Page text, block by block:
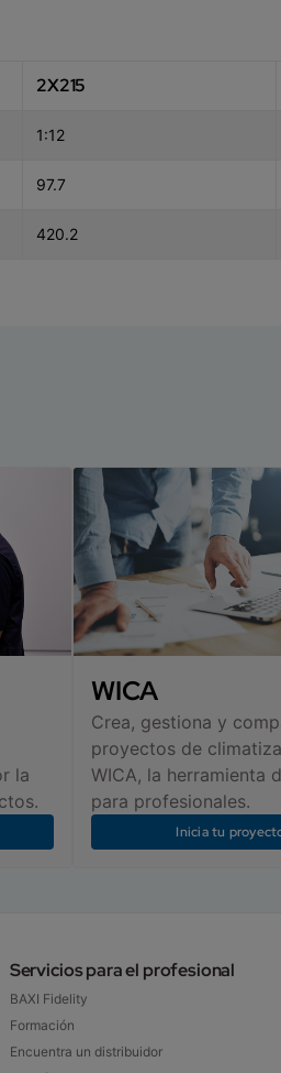
2X215
1:12
97.7
420.2
la
WICA
Crea, gestiona y
proyectos de
WICA, la herramienta
para profesionales.
Inicia tu
Servicios para el profesional
BAXI Fidelity​
Formación
Encuentra un distribuidor​